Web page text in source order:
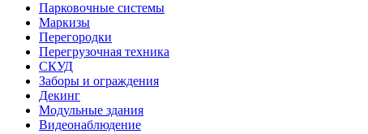
Парковочные системы
Маркизы
Перегородки
Перегрузочная техника
СКУД
Заборы и ограждения
Декинг
Модульные здания
Видеонаблюдение